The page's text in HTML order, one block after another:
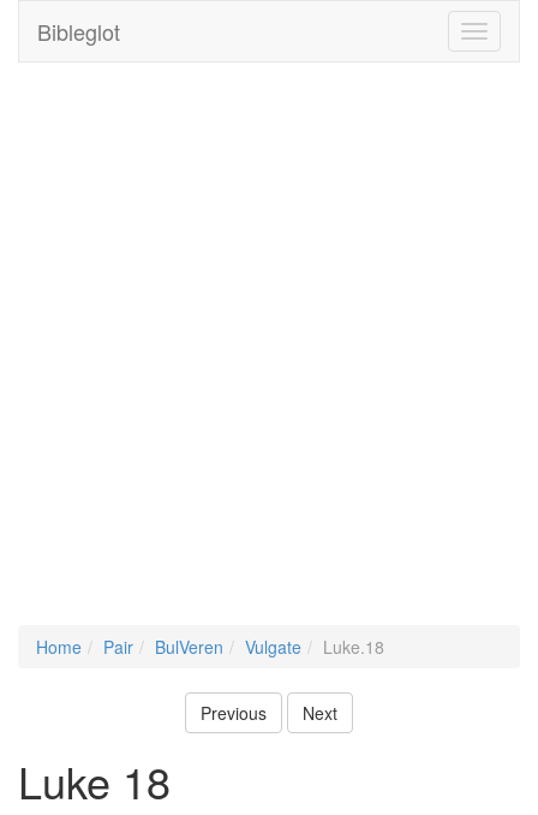
Toggle
Bibleglot
Home Pair BulVeren Vulgate Luke.18
Previous Next
Luke 18